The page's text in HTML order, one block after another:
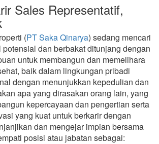
Sales Representatif,
(PT Saka Qinarya) sedang mencari
dan berbakat ditunjang dengan
untuk membangun dan memelihara
baik dalam lingkungan pribadi
dengan menunjukkan kepedulian dan
apa yang dirasakan orang lain, yang
kepercayaan dan pengertian serta
yang kuat untuk berkarir dengan
dan mengejar impian bersama
posisi atau jabatan sebagai: